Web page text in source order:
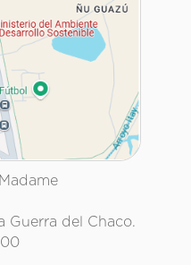
Guerra del Chaco.